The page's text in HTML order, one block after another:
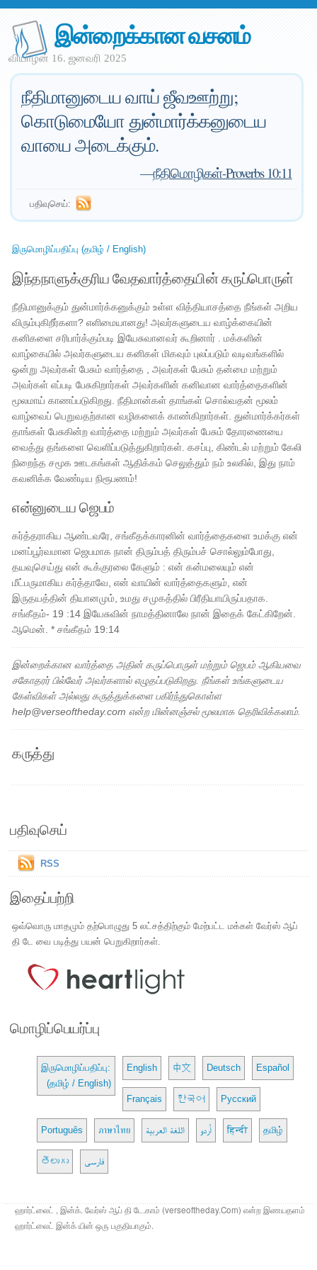
இன்றைக்கான வசனம்
வியாழன் 16. ஜனவரி 2025
நீதிமானுடைய வாய் ஜீவஊற்று;
கொடுமையோ துன்மார்க்கனுடைய
வாயை அடைக்கும்.
—நீதிமொழிகள்-Proverbs 10:11
பதிவுசெய்:
இருமொழிப்பதிப்பு (தமிழ் / English)
இந்தநாளுக்குரிய வேதவார்த்தையின் கருப்பொருள்
நீதிமானுக்கும் துன்மார்க்கனுக்கும் உள்ள வித்தியாசத்தை நீங்கள் அறிய
விரும்புகிறீர்களா? எளிமையானது! அவர்களுடைய வாழ்க்கையின்
கனிகளை சரிபார்க்கும்படி இயேசுவானவர் கூறினார் . மக்களின்
வாழ்கையில் அவர்களுடைய கனிகள் மிகவும் புலப்படும் வடிவங்களில்
ஒன்று அவர்கள் பேசும் வார்த்தை , அவர்கள் பேசும் தன்மை மற்றும்
அவர்கள் எப்படி பேசுகிறார்கள் அவர்களின் கனிவான வார்த்தைகளின்
மூலமாய் காணப்படுகிறது. நீதிமான்கள் தாங்கள் சொல்வதன் மூலம்
வாழ்வைப் பெறுவதற்கான வழிகளைக் காண்கிறார்கள். துன்மார்க்கர்கள்
தாங்கள் பேசுகின்ற வார்த்தை மற்றும் அவர்கள் பேசும் தோரணையை
வைத்து தங்களை வெளிப்படுத்துகிறார்கள். கசப்பு, கிண்டல் மற்றும் கேலி
நிறைந்த சமூக ஊடகங்கள் ஆதிக்கம் செலுத்தும் நம் உலகில், இது நாம்
கவனிக்க வேண்டிய நிரூபணம்!
என்னுடைய ஜெபம்
கர்த்தராகிய ஆண்டவரே, சங்கீதக்காரனின் வார்த்தைகளை உமக்கு என்
மனப்பூர்வமான ஜெபமாக நான் திரும்பத் திரும்பச் சொல்லும்போது, ​​
தயவுசெய்து என் கூக்குரலை கேளும் : என் கன்மலையும் என்
மீட்பருமாகிய கர்த்தாவே, என் வாயின் வார்த்தைகளும், என்
இருதயத்தின் தியானமும், உமது சமுகத்தில் பிரீதியாயிருப்பதாக.
சங்கீதம்- 19 :14 இயேசுவின் நாமத்தினாலே நான் இதைக் கேட்கிறேன்.
ஆமென். * சங்கீதம் 19:14
இன்றைக்கான வார்த்தை அதின் கருப்பொருள் மற்றும் ஜெபம் ஆகியவை
சகோதரர் பில்வேர் அவர்களால் எழுதப்படுகிறது. நீங்கள் உங்களுடைய
கேள்விகள் அல்லது கருத்துக்களை பகிர்ந்துகொள்ள
help@verseoftheday.com என்ற மின்னஞ்சல் மூலமாக தெரிவிக்கலாம்.
கருத்து
பதிவுசெய்
RSS
இதைப்பற்றி
ஒவ்வொரு மாதமும் தற்பொழுது 5 லட்சத்திற்கும் மேற்பட்ட மக்கள் வேர்ஸ் ஆப்
தி டே வை படித்து பயன் பெறுகிறார்கள்.
மொழிப்பெயர்ப்பு
இருமொழிப்பதிப்பு:
(தமிழ் / English)
English 中文 Deutsch Español
Français 한국어 Русский
Português ภาษาไทย اللغة العربية اُردو हिन्दी தமிழ்
తెలుగు فارسی
ஹார்ட்லைட் , இன்க். வேர்ஸ் ஆப் தி டே.காம் (verseoftheday.Com) என்ற இணயதளம்
ஹார்ட்லைட் இன்க் யின் ஒரு பகுதியாகும்.